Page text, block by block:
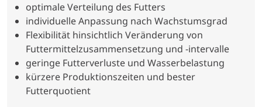
optimale Verteilung des Futters
individuelle Anpassung nach Wachstumsgrad
Flexibilität hinsichtlich Veränderung von
Futtermittelzusammensetzung und -intervalle
geringe Futterverluste und Wasserbelastung
kürzere Produktionszeiten und bester
Futterquotient